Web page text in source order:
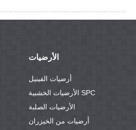
الأرضيات
أرضيات الفينيل
الأرضيات الخشبية SPC
الأرضيات الصلبة
أرضيات من الخيزران